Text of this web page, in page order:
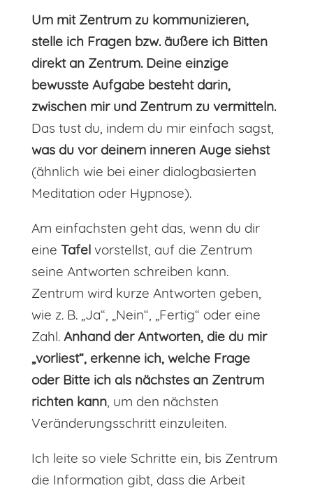
Um mit Zentrum zu kommunizieren,
stelle ich Fragen bzw. äußere ich Bitten
direkt an Zentrum. Deine einzige
bewusste Aufgabe besteht darin,
zwischen mir und Zentrum zu vermitteln.
Das tust du, indem du mir einfach sagst,
was du vor deinem inneren Auge siehst
(ähnlich wie bei einer dialogbasierten
Meditation oder Hypnose).
Am einfachsten geht das, wenn du dir
eine Tafelvorstellst, auf die Zentrum
seine Antworten schreiben kann.
Zentrum wird kurze Antworten geben,
wie z. B. „Ja“, „Nein“, „Fertig“ oder eine
Zahl. Anhand der Antworten, die du mir
„vorliest“, erkenne ich, welche Frage
oder Bitte ich als nächstes an Zentrum
richten kann, um den nächsten
Veränderungsschritt einzuleiten.
Ich leite so viele Schritte ein, bis Zentrum
die Information gibt, dass die Arbeit